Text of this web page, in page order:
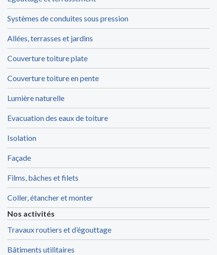
Systèmes de conduites sous pression
Allées, terrasses et jardins
Couverture toiture plate
Couverture toiture en pente
Lumière naturelle
Evacuation des eaux de toiture
Isolation
Façade
Films, bâches et filets
Coller, étancher et monter
Nos activités
Travaux routiers et d’égouttage
Bâtiments utilitaires